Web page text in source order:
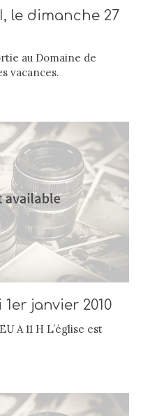
le dimanche 27
au Domaine de
vacances.
janvier 2010
A 11 H L’église est